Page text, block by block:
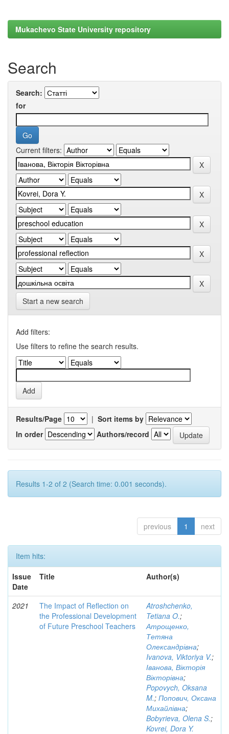
Mukachevo State University repository
Search
Search:
for
Current filters:
Start a new search
Add filters:
Use filters to refine the search results.
Results/Page | Sort items by
In order
Authors/record
Results 1-2 of 2 (Search time: 0.001 seconds).
previous 1 next
Item hits:
Issue
Date
Title Author(s)
2021
The Impact of Reflection on
the Professional Development
of Future Preschool Teachers
Atroshchenko,
Tetiana O.;
Атрощенко,
Тетяна
Олександрівна;
Ivanova, Viktoriya V.;
Іванова, Вікторія
Вікторівна;
Popovych, Oksana
M.; Попович, Оксана
Михайлівна;
Bobyrieva, Olena S.;
Kovrei, Dora Y.